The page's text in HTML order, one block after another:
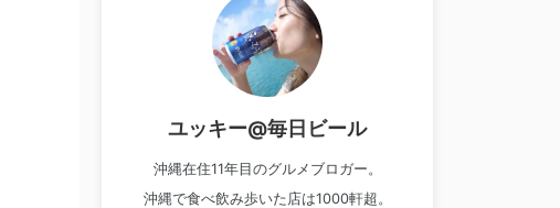
ユッキー@毎日ビール
沖縄在住11年目のグルメブロガー。
沖縄で食べ飲み歩いた店は1000軒超。